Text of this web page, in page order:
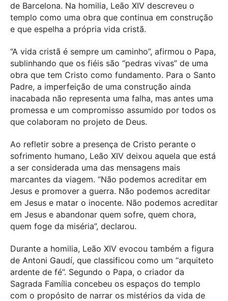
de Barcelona. Na homilia, Leão XIV descreveu o
templo como uma obra que continua em construção
e que espelha a própria vida cristã.
“A vida cristã é sempre um caminho”, afirmou o Papa,
sublinhando que os fiéis são “pedras vivas” de uma
obra que tem Cristo como fundamento. Para o Santo
Padre, a imperfeição de uma construção ainda
inacabada não representa uma falha, mas antes uma
promessa e um compromisso assumido por todos os
que colaboram no projeto de Deus.
Ao refletir sobre a presença de Cristo perante o
sofrimento humano, Leão XIV deixou aquela que está
a ser considerada uma das mensagens mais
marcantes da viagem. “Não podemos acreditar em
Jesus e promover a guerra. Não podemos acreditar
em Jesus e matar o inocente. Não podemos acreditar
em Jesus e abandonar quem sofre, quem chora,
quem foge da miséria”, declarou.
Durante a homilia, Leão XIV evocou também a figura
de Antoni Gaudí, que classificou como um “arquiteto
ardente de fé”. Segundo o Papa, o criador da
Sagrada Família concebeu os espaços do templo
com o propósito de narrar os mistérios da vida de